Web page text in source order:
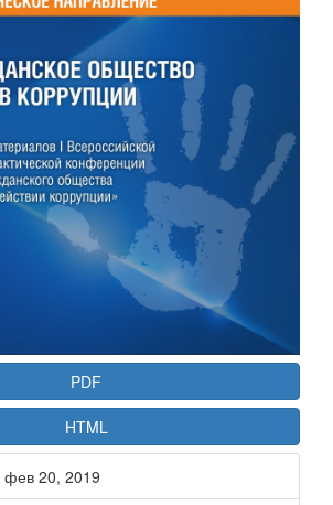
PDF
HTML
фев 20, 2019